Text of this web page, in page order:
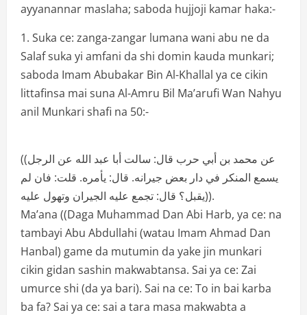
ayyanannar maslaha; saboda hujjoji kamar haka:-
1. Suka ce: zanga-zangar lumana wani abu ne da
Salaf suka yi amfani da shi domin kauda munkari;
saboda Imam Abubakar Bin Al-Khallal ya ce cikin
littafinsa mai suna Al-Amru Bil Ma’arufi Wan Nahyu
anil Munkari shafi na 50:-
((عن محمد بن أبي حرب قال: سالت أبا عبد الله عن الرجل
يسمع المنكر في دار بعض جيرانه. قال: يأمره. قلت: فان لم
يقبل؟ قال: تجمع عليه الجيران وتهول عليه)).
Ma’ana ((Daga Muhammad Dan Abi Harb, ya ce: na
tambayi Abu Abdullahi (watau Imam Ahmad Dan
Hanbal) game da mutumin da yake jin munkari
cikin gidan sashin makwabtansa. Sai ya ce: Zai
umurce shi (da ya bari). Sai na ce: To in bai karba
ba fa? Sai ya ce: sai a tara masa makwabta a